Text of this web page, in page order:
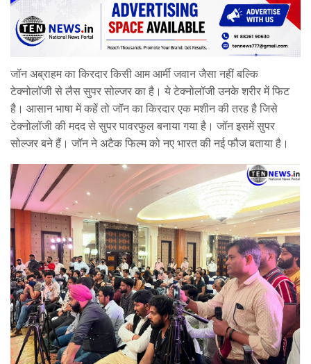
जॉन अब्राहम का किरदार किसी आम आर्मी जवान जैसा नहीं बल्क‍ि
टेक्नोलॉजी से लैस सुपर सोल्जर का है। ये टेक्नोलॉजी उनके शरीर में फ‍िट
है। आसान भाषा में कहें तो जॉन का किरदार एक मशीन की तरह है जिसे
टेक्नोलॉजी की मदद से सुपर पावरफुल बनाया गया है। जॉन इसमें सुपर
सोल्जर बने हैं। जॉन ने अटैक फिल्म को नए भारत की नई फौज बताया है।